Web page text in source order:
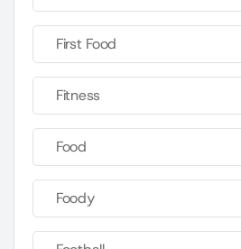
First Food
Fitness
Food
Foody